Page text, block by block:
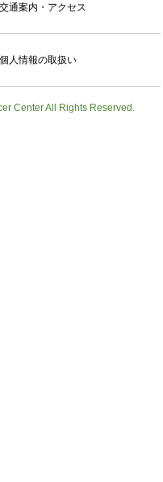
交通案内・アクセス
個人情報の取扱い
Center All Rights Reserved.